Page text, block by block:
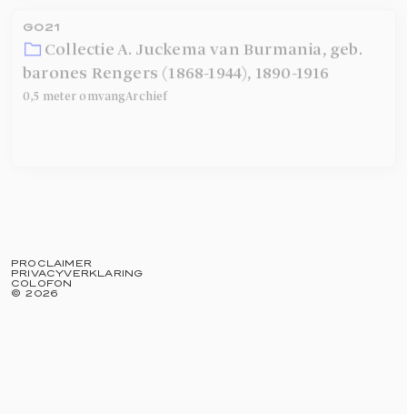
Collectie A. Juckema van Burmania, geb.
barones Rengers (1868-1944),1890-1916
0,5 meter omvangArchief
PROCLAIMER
PRIVACYVERKLARING
COLOFON
©2026